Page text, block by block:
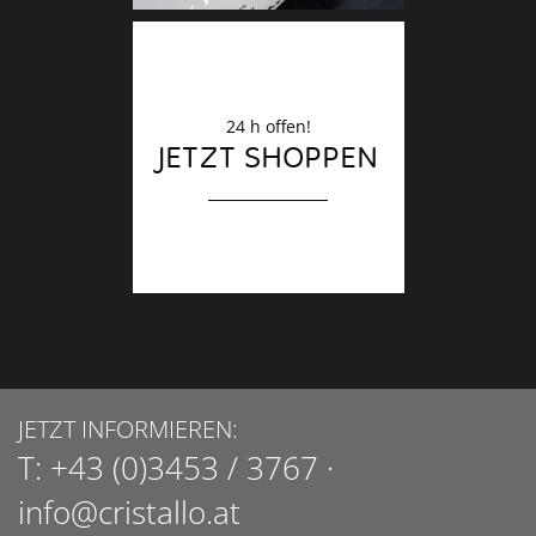
24 h offen!
JETZT SHOPPEN
JETZT INFORMIEREN:
T: +43 (0)3453 / 3767 ·
info@cristallo.at